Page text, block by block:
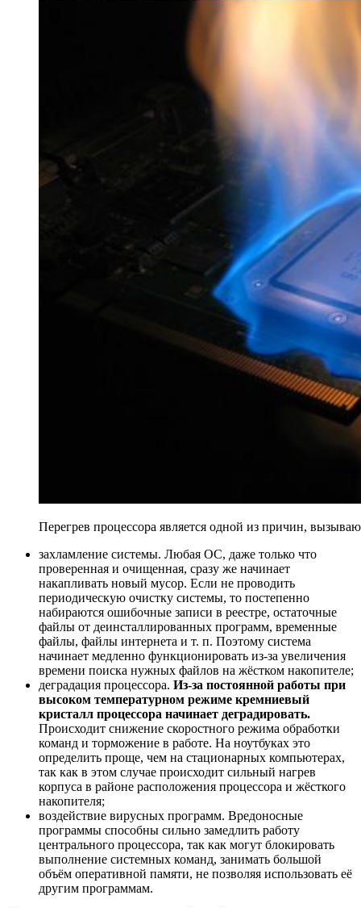
Перегрев процессора является одной из причин,
захламление системы. Любая ОС, даже только что
проверенная и очищенная, сразу же начинает
накапливать новый мусор. Если не проводить
периодическую очистку системы, то постепенно
набираются ошибочные записи в реестре, остаточные
файлы от деинсталлированных программ, временные
файлы, файлы интернета и т. п. Поэтому система
начинает медленно функционировать из-за увеличения
времени поиска нужных файлов на жёстком накопителе;
деградация процессора. Из-за постоянной работы при
высоком температурном режиме кремниевый
кристалл процессора начинает деградировать.
Происходит снижение скоростного режима обработки
команд и торможение в работе. На ноутбуках это
определить проще, чем на стационарных компьютерах,
так как в этом случае происходит сильный нагрев
корпуса в районе расположения процессора и жёсткого
накопителя;
воздействие вирусных программ. Вредоносные
программы способны сильно замедлить работу
центрального процессора, так как могут блокировать
выполнение системных команд, занимать большой
объём оперативной памяти, не позволяя использовать её
другим программам.